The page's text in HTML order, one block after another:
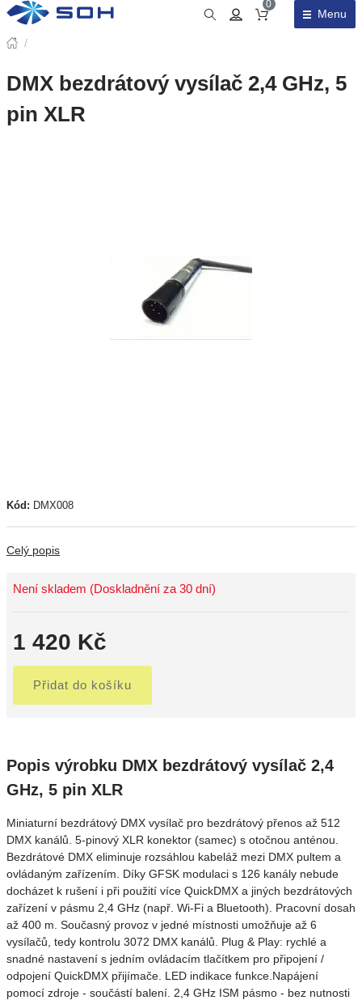
Obsah košíku
0
Menu
/
DMX bezdrátový vysílač 2,4 GHz, 5
pin XLR
Kód: DMX008
Celý popis
Není skladem (Doskladnění za 30 dní)
1 420 Kč
Přidat do košíku
Popis výrobku DMX bezdrátový vysílač 2,4
GHz, 5 pin XLR
Miniaturní bezdrátový DMX vysílač pro bezdrátový přenos až 512
DMX kanálů. 5-pinový XLR konektor (samec) s otočnou anténou.
Bezdrátové DMX eliminuje rozsáhlou kabeláž mezi DMX pultem a
ovládaným zařízením. Díky GFSK modulaci s 126 kanály nebude
docházet k rušení i při použití více QuickDMX a jiných bezdrátových
zařízení v pásmu 2,4 GHz (např. Wi-Fi a Bluetooth). Pracovní dosah
až 400 m. Současný provoz v jedné místnosti umožňuje až 6
vysílačů, tedy kontrolu 3072 DMX kanálů. Plug & Play: rychlé a
snadné nastavení s jedním ovládacím tlačítkem pro připojení /
odpojení QuickDMX přijímače. LED indikace funkce.Napájení
pomocí zdroje - součástí balení. 2,4 GHz ISM pásmo - bez nutnosti